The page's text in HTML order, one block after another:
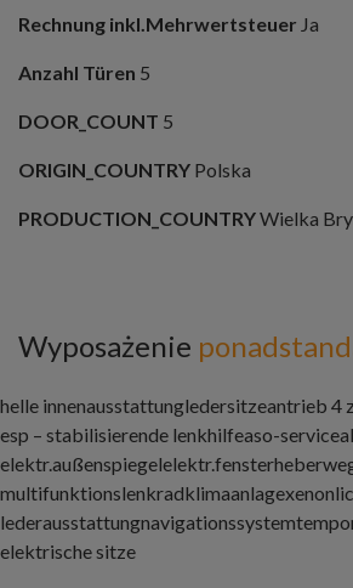
Rechnung inkl.Mehrwertsteuer Ja
Anzahl Türen 5
DOOR_COUNT 5
ORIGIN_COUNTRY Polska
PRODUCTION_COUNTRYWielka
Wyposażenie
helle innenausstattungledersitzeantrieb 4
esp – stabilisierende lenkhilfeaso-service
elektr.außenspiegelelektr.fensterheber
multifunktionslenkradklimaanlage
lederausstattungnavigationssystem
elektrische sitze